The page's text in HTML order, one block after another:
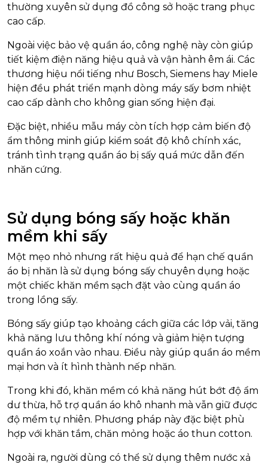
thường xuyên sử dụng đồ công sở hoặc trang phục
cao cấp.
Ngoài việc bảo vệ quần áo, công nghệ này còn giúp
tiết kiệm điện năng hiệu quả và vận hành êm ái. Các
thương hiệu nổi tiếng như Bosch, Siemens hay Miele
hiện đều phát triển mạnh dòng máy sấy bơm nhiệt
cao cấp dành cho không gian sống hiện đại.
Đặc biệt, nhiều mẫu máy còn tích hợp cảm biến độ
ẩm thông minh giúp kiểm soát độ khô chính xác,
tránh tình trạng quần áo bị sấy quá mức dẫn đến
nhăn cứng.
Sử dụng bóng sấy hoặc khăn
mềm khi sấy
Một mẹo nhỏ nhưng rất hiệu quả để hạn chế quần
áo bị nhăn là sử dụng bóng sấy chuyên dụng hoặc
một chiếc khăn mềm sạch đặt vào cùng quần áo
trong lồng sấy.
Bóng sấy giúp tạo khoảng cách giữa các lớp vải, tăng
khả năng lưu thông khí nóng và giảm hiện tượng
quần áo xoắn vào nhau. Điều này giúp quần áo mềm
mại hơn và ít hình thành nếp nhăn.
Trong khi đó, khăn mềm có khả năng hút bớt độ ẩm
dư thừa, hỗ trợ quần áo khô nhanh mà vẫn giữ được
độ mềm tự nhiên. Phương pháp này đặc biệt phù
hợp với khăn tắm, chăn mỏng hoặc áo thun cotton.
Ngoài ra, người dùng có thể sử dụng thêm nước xả